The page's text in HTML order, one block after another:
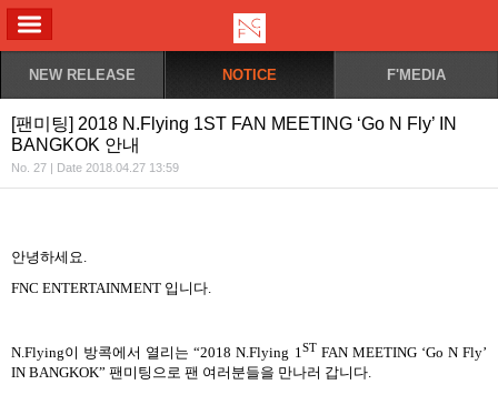
NEW RELEASE NOTICE F'MEDIA
[팬미팅] 2018 N.Flying 1ST FAN MEETING ‘Go N Fly’ IN
BANGKOK 안내
No. 27 | Date 2018.04.27 13:59
안녕하세요
FNC ENTERTAINMENT 입니다.
N.Flying이 방콕에서 열리는 “2018 N.Flying 1 ST FAN MEETING ‘Go N Fly’
IN BANGKOK” 팬미팅으로 팬 여러분들을 만나러 갑니다